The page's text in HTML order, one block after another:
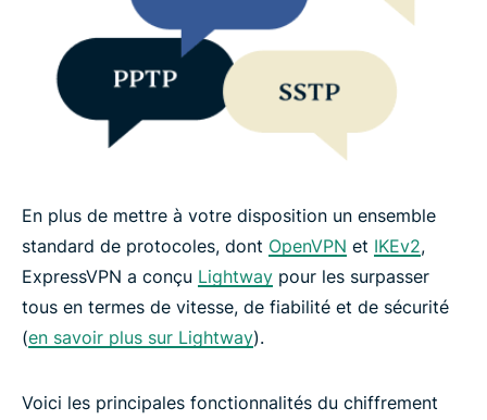
En plus de mettre à votre disposition un ensemble
standard de protocoles, dont OpenVPN et IKEv2,
ExpressVPN a conçu Lightway pour les surpasser
tous en termes de vitesse, de fiabilité et de sécurité
(en savoir plus sur Lightway).
Voici les principales fonctionnalités du chiffrement